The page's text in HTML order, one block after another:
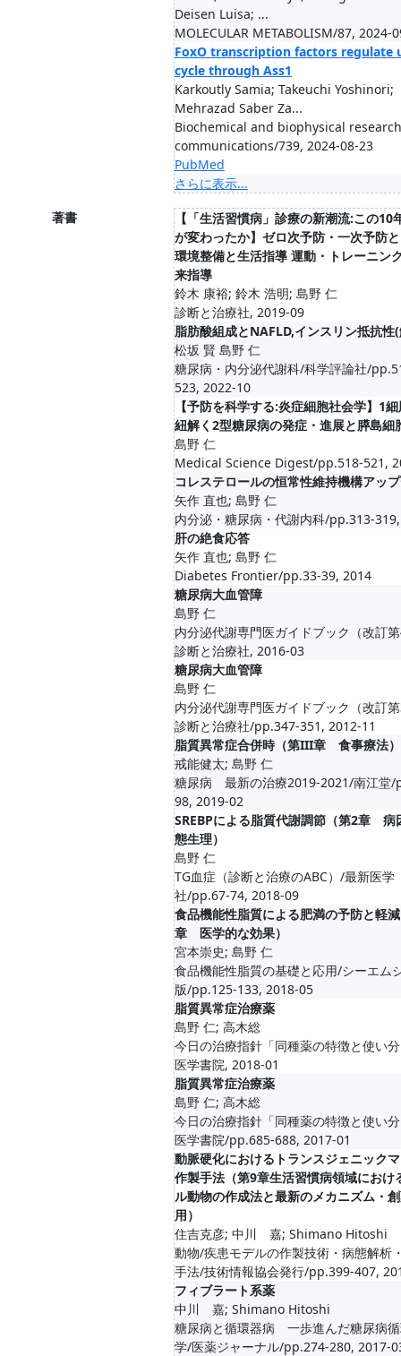
Deisen Luisa; ...
MOLECULAR METABOLISM/87, 2024-
FoxO transcription factors regulate
cycle through Ass1
Karkoutly Samia; Takeuchi Yoshinori;
Mehrazad Saber Za...
Biochemical and biophysical research
communications/739, 2024-08-23
PubMed
さらに表示...
著書
【「生活習慣病」診療の新潮流:この10
が変わったか】ゼロ次予防・一次予防
環境整備と生活指導 運動・トレーニン
来指導
鈴木 康裕; 鈴木 浩明; 島野 仁
診断と治療社, 2019-09
脂肪酸組成とNAFLD,インスリン抵抗性
松坂 賢 島野 仁
糖尿病・内分泌代謝科/科学評論社/
523, 2022-10
【予防を科学する:炎症細胞社会学】1
紐解く2型糖尿病の発症・進展と膵島細
島野 仁
Medical Science Digest/pp.518-521,
コレステロールの恒常性維持機構アッ
矢作 直也; 島野 仁
内分泌・糖尿病・代謝内科/pp.313-
肝の絶食応答
矢作 直也; 島野 仁
Diabetes Frontier/pp.33-39, 2014
糖尿病大血管障
島野 仁
内分泌代謝専門医ガイドブック（改訂
診断と治療社, 2016-03
糖尿病大血管障
島野 仁
内分泌代謝専門医ガイドブック（改訂
診断と治療社/pp.347-351, 2012-11
脂質異常症合併時（第III章 食事療法）
戒能健太; 島野 仁
糖尿病 最新の治療2019-2021/南江堂/
98, 2019-02
SREBPによる脂質代謝調節（第2章 病
態生理）
島野 仁
TG血症（診断と治療のABC）/最新医学
社/pp.67-74, 2018-09
食品機能性脂質による肥満の予防と軽
章 医学的な効果）
宮本崇史; 島野 仁
食品機能性脂質の基礎と応用/シーエム
版/pp.125-133, 2018-05
脂質異常症治療薬
島野 仁; 高木総
今日の治療指針「同種薬の特徴と使い
医学書院, 2018-01
脂質異常症治療薬
島野 仁; 高木総
今日の治療指針「同種薬の特徴と使い
医学書院/pp.685-688, 2017-01
動脈硬化におけるトランスジェニック
作製手法（第9章生活習慣病領域におけ
ル動物の作成法と最新のメカニズム・
用）
住吉克彦; 中川 嘉; Shimano Hitoshi
動物/疾患モデルの作製技術・病態解析
手法/技術情報協会発行/pp.399-407,
フィブラート系薬
中川 嘉; Shimano Hitoshi
糖尿病と循環器病 一歩進んだ糖尿病
学/医薬ジャーナル/pp.274-280, 2017-